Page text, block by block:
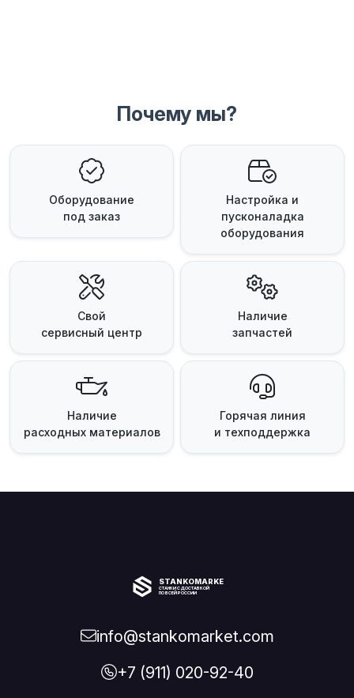
Почему мы?
Оборудование
под заказ
Настройка и
пусконаладка
оборудования
Свой
сервисный центр
Наличие
запчастей
Наличие
расходных материалов
Горячая линия
и техподдержка
STANKOMARKET
СТАНКИ С ДОСТАВКОЙ
ПО ВСЕЙ РОССИИ
info@stankomarket.com
+7 (911) 020-92-40